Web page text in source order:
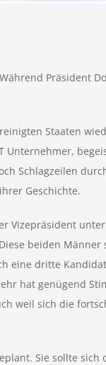
Präsident
Staaten
Unternehmer,
Schlagzeilen
Geschichte.
Vizepräsident
beiden Männer
eine dritte
hat genügend
weil sich die
Sie sollte sich